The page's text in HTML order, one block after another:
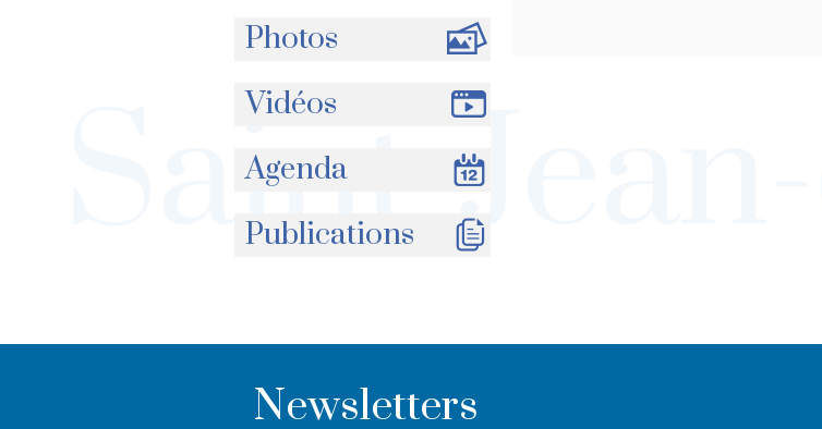
Photos
Vidéos
Agenda
Publications
Newsletters